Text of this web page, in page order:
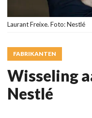
Laurant Freixe. Foto: Nestlé
FABRIKANTEN
Wisseling
Nestlé